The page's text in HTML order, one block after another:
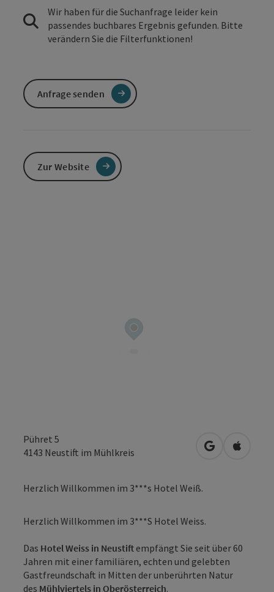
Pühret 5
4143 Neustift im Mühlkreis in Google
in
Herzlich Willkommen im 3***s Hotel Weiß.
Herzlich Willkommen im 3***S Hotel Weiss.
Das Hotel Weiss in Neustift empfängt Sie seit über 60
Jahren mit einer familiären, echten und gelebten
Gastfreundschaft in Mitten der unberührten Natur
des Mühlviertels in Oberösterreich.
Wir haben für die Suchanfrage leider kein
passendes buchbares Ergebnis gefunden. Bitte
verändern Sie die Filterfunktionen!
Anfrage senden
Zur Website